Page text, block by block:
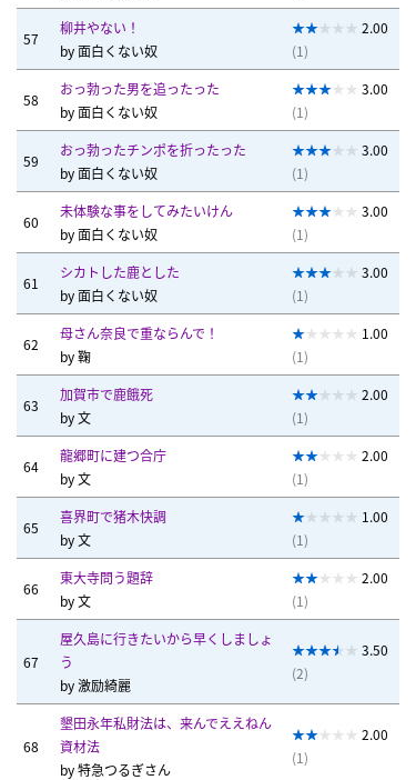
57
柳井やない！
by面白くない奴
2.00
(1)
58
おっ勃った男を追ったった
by面白くない奴
3.00
(1)
59
おっ勃ったチンポを折ったった
by面白くない奴
3.00
(1)
60
未体験な事をしてみたいけん
by面白くない奴
3.00
(1)
61
シカトした鹿とした
by面白くない奴
3.00
(1)
62
母さん奈良で重ならんで！
by鞠
1.00
(1)
63
加賀市で鹿餓死
by文
2.00
(1)
64
龍郷町に建つ合庁
by文
2.00
(1)
65
喜界町で猪木快調
by文
1.00
(1)
66
東大寺問う題辞
by文
2.00
(1)
67
屋久島に行きたいから早くしましょ
う
by激励綺麗
3.50
(2)
68
墾田永年私財法は、来んでええねん
資材法
by特急つるぎさん
2.00
(1)